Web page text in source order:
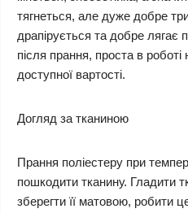
тягнеться, але дуже добре
драпірується та добре лягає
після прання, проста в роботі
доступної вартості.
Догляд за тканиною
Прання поліестеру при
пошкодити тканину. Гладити
зберегти її матовою, робити